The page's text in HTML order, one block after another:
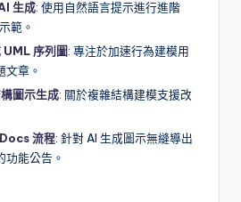
生成: 使用自然語言提示進行進階
範。
UML 序列圖: 專注於加速行為建模用
文章。
圖示生成: 關於複雜結構建模支援改
流程: 針對 AI 生成圖示無縫導出
功能公告。